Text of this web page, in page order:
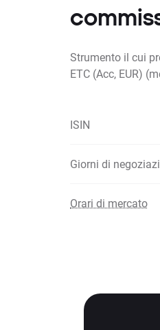
Strumento il cui
ETC (Acc, EUR)
ISIN
Giorni di
Orari di mercato